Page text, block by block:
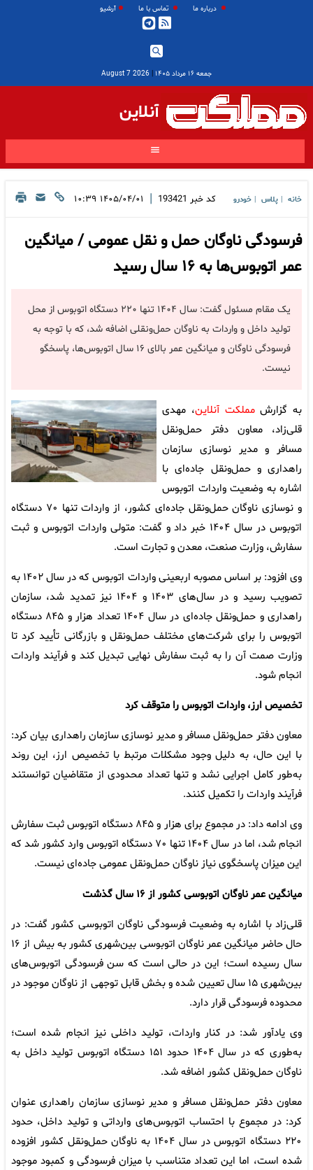
درباره ما تماس با ما آرشیو
جمعه ۱۶ مرداد ۱۴۰۵ |
2026 August 7
آنلاین
خانه پلاس خودرو کد خبر 193421
| ۱۴۰۵/۰۴/۰۱ ۱۰:۳۹
فرسودگی ناوگان حمل و نقل عمومی / میانگین
عمر اتوبوس‌ها به ۱۶ سال رسید
یک مقام مسئول گفت: سال ۱۴۰۴ تنها ۲۲۰ دستگاه اتوبوس از محل
تولید داخل و واردات به ناوگان حمل‌ونقلی اضافه شد، که با توجه به
فرسودگی ناوگان و میانگین عمر بالای ۱۶ سال اتوبوس‌ها، پاسخگو
نیست.
به گزارشمملکت آنلاین، مهدی
قلی‌زاد، معاون دفتر حمل‌ونقل
مسافر و مدیر نوسازی سازمان
راهداری و حمل‌ونقل جاده‌ای با
اشاره به وضعیت واردات اتوبوس
و نوسازی ناوگان حمل‌ونقل جاده‌ای کشور، از واردات تنها ۷۰ دستگاه
اتوبوس در سال ۱۴۰۴ خبر داد و گفت: متولی واردات اتوبوس و ثبت
سفارش، وزارت صنعت، معدن و تجارت است.
وی افزود: بر اساس مصوبه اربعینی واردات اتوبوس که در سال ۱۴۰۲ به
تصویب رسید و در سال‌های ۱۴۰۳ و ۱۴۰۴ نیز تمدید شد، سازمان
راهداری و حمل‌ونقل جاده‌ای در سال ۱۴۰۴ تعداد هزار و ۸۴۵ دستگاه
اتوبوس را برای شرکت‌های مختلف حمل‌ونقل و بازرگانی تأیید کرد تا
وزارت صمت آن را به ثبت سفارش نهایی تبدیل کند و فرآیند واردات
انجام شود.
تخصیص ارز، واردات اتوبوس را متوقف کرد
معاون دفتر حمل‌ونقل مسافر و مدیر نوسازی سازمان راهداری بیان کرد:
با این حال، به دلیل وجود مشکلات مرتبط با تخصیص ارز، این روند
به‌طور کامل اجرایی نشد و تنها تعداد محدودی از متقاضیان توانستند
فرآیند واردات را تکمیل کنند.
وی ادامه داد: در مجموع برای هزار و ۸۴۵ دستگاه اتوبوس ثبت سفارش
انجام شد، اما در سال ۱۴۰۴ تنها ۷۰ دستگاه اتوبوس وارد کشور شد که
این میزان پاسخگوی نیاز ناوگان حمل‌ونقل عمومی جاده‌ای نیست.
میانگین عمر ناوگان اتوبوسی کشور از ۱۶ سال گذشت
قلی‌زاد با اشاره به وضعیت فرسودگی ناوگان اتوبوسی کشور گفت: در
حال حاضر میانگین عمر ناوگان اتوبوسی بین‌شهری کشور به بیش از ۱۶
سال رسیده است؛ این در حالی است که سن فرسودگی اتوبوس‌های
بین‌شهری ۱۵ سال تعیین شده و بخش قابل توجهی از ناوگان موجود در
محدوده فرسودگی قرار دارد.
وی یادآور شد: در کنار واردات، تولید داخلی نیز انجام شده است؛
به‌طوری که در سال ۱۴۰۴ حدود ۱۵۱ دستگاه اتوبوس تولید داخل به
ناوگان حمل‌ونقل کشور اضافه شد.
معاون دفتر حمل‌ونقل مسافر و مدیر نوسازی سازمان راهداری عنوان
کرد: در مجموع با احتساب اتوبوس‌های وارداتی و تولید داخل، حدود
۲۲۰ دستگاه اتوبوس در سال ۱۴۰۴ به ناوگان حمل‌ونقل کشور افزوده
شده است، اما این تعداد متناسب با میزان فرسودگی و کمبود موجود